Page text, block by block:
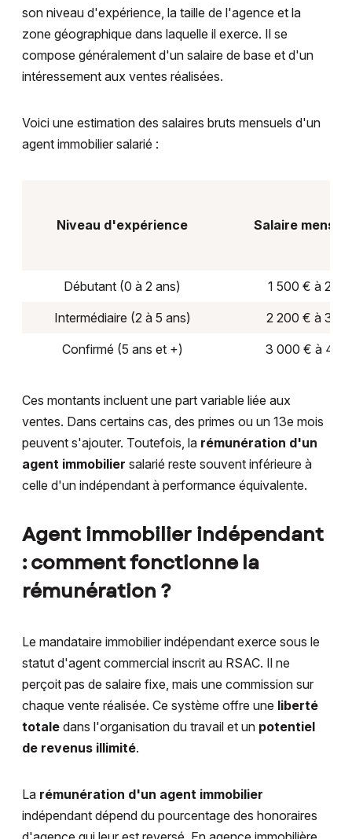
son niveau d'expérience, la taille de l'agence et la
zone géographique dans laquelle il exerce. Il se
compose généralement d'un salaire de base et d'un
intéressement aux ventes réalisées.
Voici une estimation des salaires bruts mensuels d'un
agent immobilier salarié :
Niveau d'expérience Salaire
Débutant (0 à 2 ans)
1 500 € à 2
Intermédiaire (2 à 5 ans)
2 200 € à 3
Confirmé (5 ans et +)
3 000 € à 4
Ces montants incluent une part variable liée aux
ventes. Dans certains cas, des primes ou un 13e mois
peuvent s'ajouter. Toutefois, la rémunération d'un
agent immobilier salarié reste souvent inférieure à
celle d'un indépendant à performance équivalente.
Agent immobilier indépendant
: comment fonctionne la
rémunération ?
Le mandataire immobilier indépendant exerce sous le
statut d'agent commercial inscrit au RSAC. Il ne
perçoit pas de salaire fixe, mais une commission sur
chaque vente réalisée. Ce système offre une liberté
totale dans l'organisation du travail et un potentiel
de revenus illimité.
La rémunération d'un agent immobilier
indépendant dépend du pourcentage des honoraires